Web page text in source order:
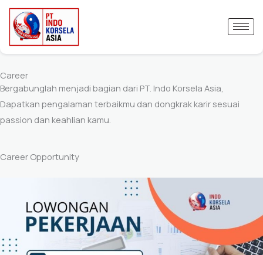
Skip
content
Career
Bergabunglah menjadi bagian dari PT. Indo Korsela Asia,
Dapatkan pengalaman terbaikmu dan dongkrak karir sesuai
passion dan keahlian kamu.
Career Opportunity